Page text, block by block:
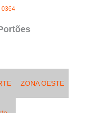
0364
ZONA OESTE